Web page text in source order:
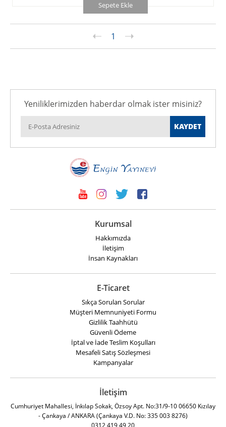
Sepete Ekle
1
Yeniliklerimizden haberdar olmak ister misiniz?
Kurumsal
Hakkımızda
İletişim
İnsan Kaynakları
E-Ticaret
Sıkça Sorulan Sorular
Müşteri Memnuniyeti Formu
Gizlilik Taahhütü
Güvenli Ödeme
İptal ve İade Teslim Koşulları
Mesafeli Satış Sözleşmesi
Kampanyalar
İletişim
Cumhuriyet Mahallesi, İnkılap Sokak, Özsoy Apt. No:31/9-10 06650 Kızılay
- Çankaya / ANKARA (Çankaya V.D. No: 335 003 8276)
0312 419 49 20